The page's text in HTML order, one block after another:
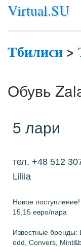
Virtual.SU
Тбилиси>
Обувь
5 лари
тел. +48 512
Liliia
Новое поступление!
15,15 евро/пара
Известные бренды:
odd, Convers,